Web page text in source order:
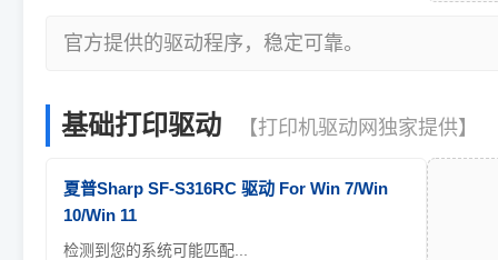
官方提供的驱动程序，稳定可靠。
基础打印驱动 【打印机驱动网独家提供】
夏普Sharp SF-S316RC 驱动 For Win 7/Win
10/Win 11
检测到您的系统可能匹配...